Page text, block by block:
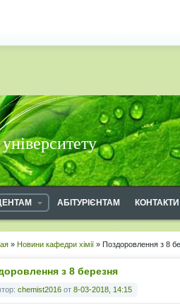
АБІТУРІЄНТАМ КОНТАКТИ
» Новини кафедри хімії » Поздоровлення з 8
з 8 березня
chemist2016 от 8-03-2018, 14:15